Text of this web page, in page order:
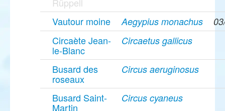
Rüppell
Vautour moine Aegypius monachus
Circaète Jean-
le-Blanc
Circaetus gallicus
Busard des
roseaux
Circus aeruginosus
Busard Saint-
Martin
Circus cyaneus